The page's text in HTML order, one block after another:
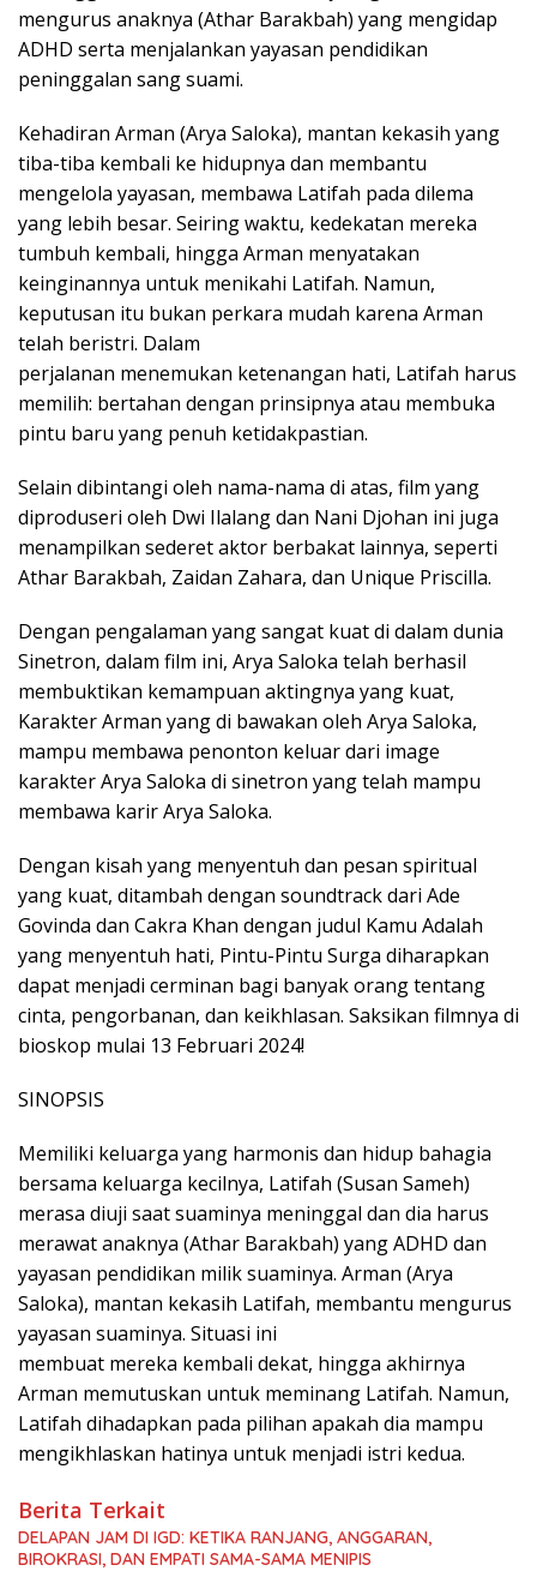
mengurus anaknya (Athar Barakbah) yang mengidap
ADHD serta menjalankan yayasan pendidikan
peninggalan sang suami.
Kehadiran Arman (Arya Saloka), mantan kekasih yang
tiba-tiba kembali ke hidupnya dan membantu
mengelola yayasan, membawa Latifah pada dilema
yang lebih besar. Seiring waktu, kedekatan mereka
tumbuh kembali, hingga Arman menyatakan
keinginannya untuk menikahi Latifah. Namun,
keputusan itu bukan perkara mudah karena Arman
telah beristri. Dalam
perjalanan menemukan ketenangan hati, Latifah harus
memilih: bertahan dengan prinsipnya atau membuka
pintu baru yang penuh ketidakpastian.
Selain dibintangi oleh nama-nama di atas, film yang
diproduseri oleh Dwi Ilalang dan Nani Djohan ini juga
menampilkan sederet aktor berbakat lainnya, seperti
Athar Barakbah, Zaidan Zahara, dan Unique Priscilla.
Dengan pengalaman yang sangat kuat di dalam dunia
Sinetron, dalam film ini, Arya Saloka telah berhasil
membuktikan kemampuan aktingnya yang kuat,
Karakter Arman yang di bawakan oleh Arya Saloka,
mampu membawa penonton keluar dari image
karakter Arya Saloka di sinetron yang telah mampu
membawa karir Arya Saloka.
Dengan kisah yang menyentuh dan pesan spiritual
yang kuat, ditambah dengan soundtrack dari Ade
Govinda dan Cakra Khan dengan judul Kamu Adalah
yang menyentuh hati, Pintu-Pintu Surga diharapkan
dapat menjadi cerminan bagi banyak orang tentang
cinta, pengorbanan, dan keikhlasan. Saksikan filmnya di
bioskop mulai 13 Februari 2024!
SINOPSIS
Memiliki keluarga yang harmonis dan hidup bahagia
bersama keluarga kecilnya, Latifah (Susan Sameh)
merasa diuji saat suaminya meninggal dan dia harus
merawat anaknya (Athar Barakbah) yang ADHD dan
yayasan pendidikan milik suaminya. Arman (Arya
Saloka), mantan kekasih Latifah, membantu mengurus
yayasan suaminya. Situasi ini
membuat mereka kembali dekat, hingga akhirnya
Arman memutuskan untuk meminang Latifah. Namun,
Latifah dihadapkan pada pilihan apakah dia mampu
mengikhlaskan hatinya untuk menjadi istri kedua.
Berita Terkait
DELAPAN JAM DI IGD: KETIKA RANJANG, ANGGARAN,
BIROKRASI, DAN EMPATI SAMA-SAMA MENIPIS